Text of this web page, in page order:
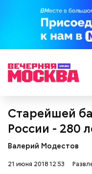
Старейшей
России - 280
Валерий Модестов
21 июня 2018 12:53
Подробнее о
Вэла Килмера— в